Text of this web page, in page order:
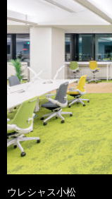
ウレシャス小松